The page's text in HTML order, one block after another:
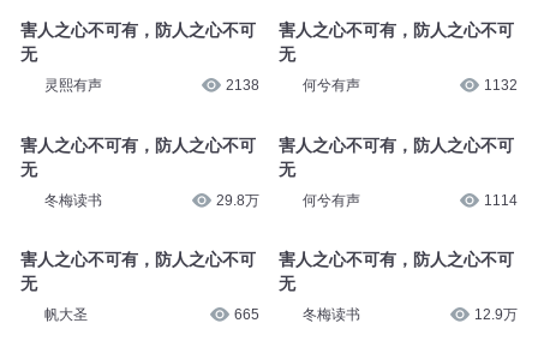
害人之心不可有，防人之心不可
无
灵熙有声 2138
害人之心不可有，防人之心不可
无
冬梅读书 29.8万
害人之心不可有，防人之心不可
无
帆大圣 665
害人之心不可有，防人之心不可
无
何兮有声 1132
害人之心不可有，防人之心不可
无
何兮有声 1114
害人之心不可有，防人之心不可
无
冬梅读书 12.9万